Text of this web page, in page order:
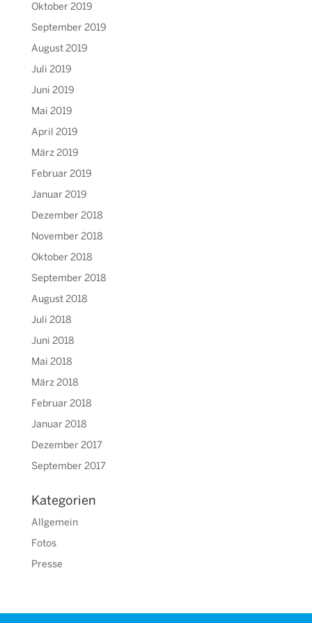
Oktober 2019
September 2019
August 2019
Juli 2019
Juni 2019
Mai 2019
April 2019
März 2019
Februar 2019
Januar 2019
Dezember 2018
November 2018
Oktober 2018
September 2018
August 2018
Juli 2018
Juni 2018
Mai 2018
März 2018
Februar 2018
Januar 2018
Dezember 2017
September 2017
Kategorien
Allgemein
Fotos
Presse